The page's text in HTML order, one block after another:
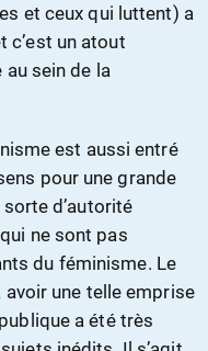
et ceux qui luttent) a
c’est un atout
sein de la
est aussi entré
pour une grande
d’autorité
ne sont pas
du féminisme. Le
une telle emprise
a été très